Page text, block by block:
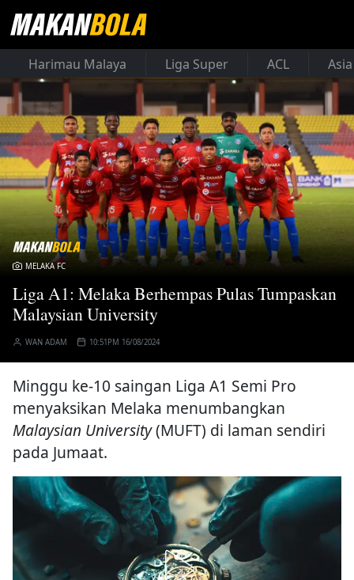
Harimau Malaya Liga Super ACL
MELAKA FC
Liga A1: Melaka Berhempas Pulas Tumpaskan
Malaysian University
WAN ADAM 10:51PM 16/08/2024
Minggu ke-10 saingan Liga A1 Semi Pro
menyaksikan Melaka menumbangkan
Malaysian University(MUFT) di laman sendiri
pada Jumaat.